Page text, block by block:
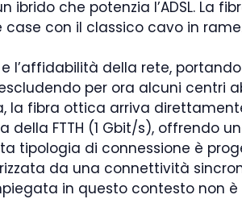
ibrido che potenzia l’ADSL. La
case con il classico cavo in
l’affidabilità della rete,
per ora alcuni centri
la fibra ottica arriva
della FTTH (1 Gbit/s), offrendo
tipologia di connessione è
da una connettività
in questo contesto non